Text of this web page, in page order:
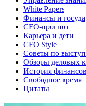
White Papers
Финансы и
CFO-прогноз
Карьера и дети
CFO Style
Советы по
Обзоры деловых
История финансов
Свободное время
Цитаты